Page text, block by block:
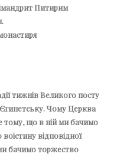
Питирим
тижнів Великого посту
Чому Церква
тому, що в ній ми бачимо
відповідної
бачимо торжество